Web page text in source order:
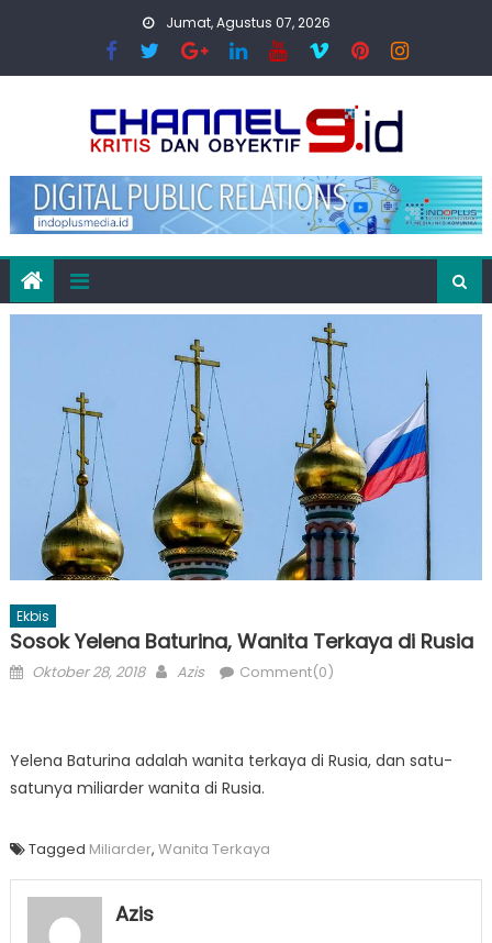
Jumat, Agustus 07, 2026
Ekbis
Sosok Yelena Baturina, Wanita Terkaya di Rusia
Posted
Oktober 28, 2018 Author
Azis Comment(0)
Yelena Baturina adalah wanita terkaya di Rusia, dan satu-
satunya miliarder wanita di Rusia.
Tagged Miliarder, Wanita Terkaya
Azis